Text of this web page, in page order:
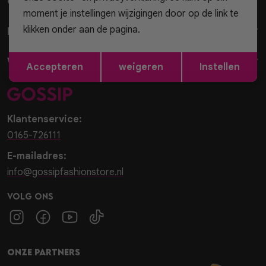
Vesten
Lingerie
Klantenservice:
0165-726111
E-mailadres:
info@gossipfashionstore.nl
Volg ons
Klantenservice
Winkels
Onze partners
Opslaan
moment je instellingen wijzigingen door op de link te
klikken onder aan de pagina.
Accepteren weigeren Instellen